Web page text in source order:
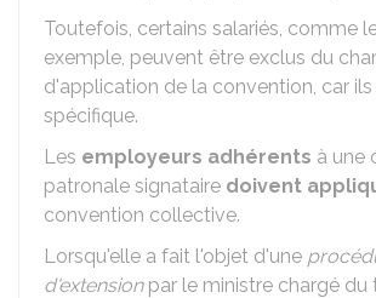
Toutefois, certains salariés, comme
exemple, peuvent être exclus du
d'application de la convention, car
spécifique.
Les employeurs adhérents à une
patronale signataire doivent
convention collective.
Lorsqu'elle a fait l'objet d'une
d'extensionpar le ministre chargé du